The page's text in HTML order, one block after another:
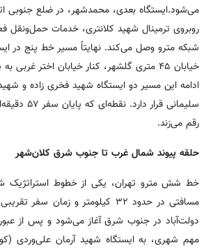
می‌شود.ایستگاه بعدی، محمدشهر، در ضلع جنوبی
روبروی ترمینال شهید کلانتری، خدمات حمل‌ونقل
شبکه مترو وصل می‌کند. نهایتاً مسیر خط پنج در
خیابان ۴۵ متری گلشهر، کنار خیابان اختر
ادامه این مسیر دو ایستگاه شهید فخری زاده و
سلیمانی
رقم می‌زند.
حلقه پیوند شمال غرب تا جنوب شرق کلان‌شهر
خط شش مترو تهران، یکی از خطوط استراتژیک
دولت‌آباد در جنوب شرق آغاز می‌شود و پس از
مهم شهری، به ایستگاه شهید آرمان علی‌وردی